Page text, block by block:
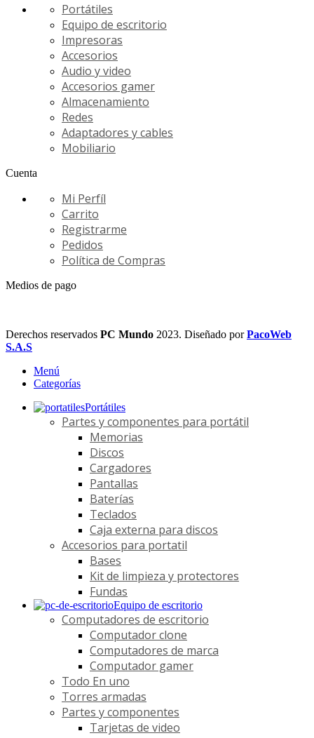
Portátiles
Equipo de escritorio
Impresoras
Accesorios
Audio y video
Accesorios gamer
Almacenamiento
Redes
Adaptadores y cables
Mobiliario
Cuenta
Mi Perfíl
Carrito
Registrarme
Pedidos
Política de Compras
Medios de pago
Derechos reservados PC Mundo 2023. Diseñado porPacoWeb
S.A.S
Menú
Categorías
Portátiles
Partes y componentes para portátil
Memorias
Discos
Cargadores
Pantallas
Baterías
Teclados
Caja externa para discos
Accesorios para portatil
Bases
Kit de limpieza y protectores
Fundas
Equipo de escritorio
Computadores de escritorio
Computador clone
Computadores de marca
Computador gamer
Todo En uno
Torres armadas
Partes y componentes
Tarjetas de video